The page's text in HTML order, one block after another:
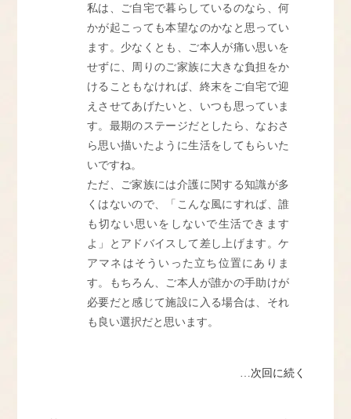
私は、ご自宅で暮らしているのなら、何
かが起こっても本望なのかなと思ってい
ます。少なくとも、ご本人が痛い思いを
せずに、周りのご家族に大きな負担をか
けることもなければ、終末をご自宅で迎
えさせてあげたいと、いつも思っていま
す。最期のステージだとしたら、なおさ
ら思い描いたように生活をしてもらいた
いですね。
ただ、ご家族には介護に関する知識が多
くはないので、「こんな風にすれば、誰
も切ない思いをしないで生活できます
よ」とアドバイスして差し上げます。ケ
アマネはそういった立ち位置にありま
す。もちろん、ご本人が誰かの手助けが
必要だと感じて施設に入る場合は、それ
も良い選択だと思います。
…次回に続く